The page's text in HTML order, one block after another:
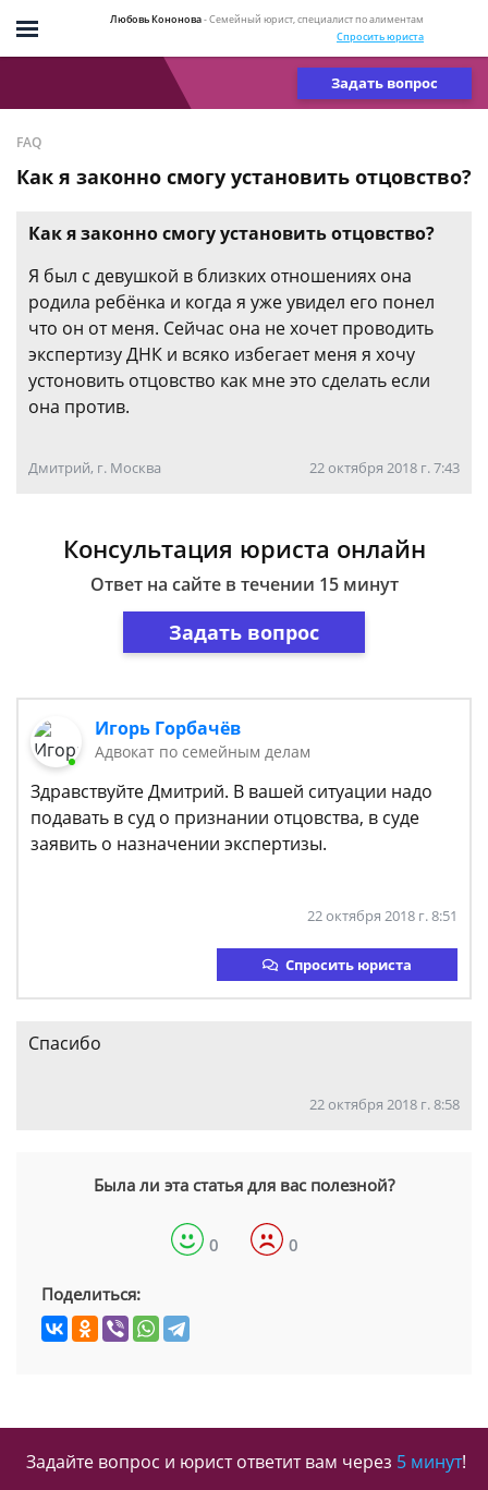
Любовь Кононова- Семейный юрист, специалист по алиментам
Спросить юриста
Задать вопрос
FAQ
Как я законно смогу установить отцовство?
Как я законно смогу установить отцовство?
Я был с девушкой в близких отношениях она
родила ребёнка и когда я уже увидел его понел
что он от меня. Сейчас она не хочет проводить
экспертизу ДНК и всяко избегает меня я хочу
устоновить отцовство как мне это сделать если
она против.
Дмитрий, г. Москва 22 октября 2018 г. 7:43
Консультация юриста онлайн
Ответ на сайте в течении 15 минут
Задать вопрос
Игорь Горбачёв
Адвокат по семейным делам
Здравствуйте Дмитрий. В вашей ситуации надо
подавать в суд о признании отцовства, в суде
заявить о назначении экспертизы.
22 октября 2018 г. 8:51
Спросить юриста
Спасибо
22 октября 2018 г. 8:58
Была ли эта статья для вас полезной?
0 0
Поделиться:
Задайте вопрос и юрист ответит вам через 5 минут!